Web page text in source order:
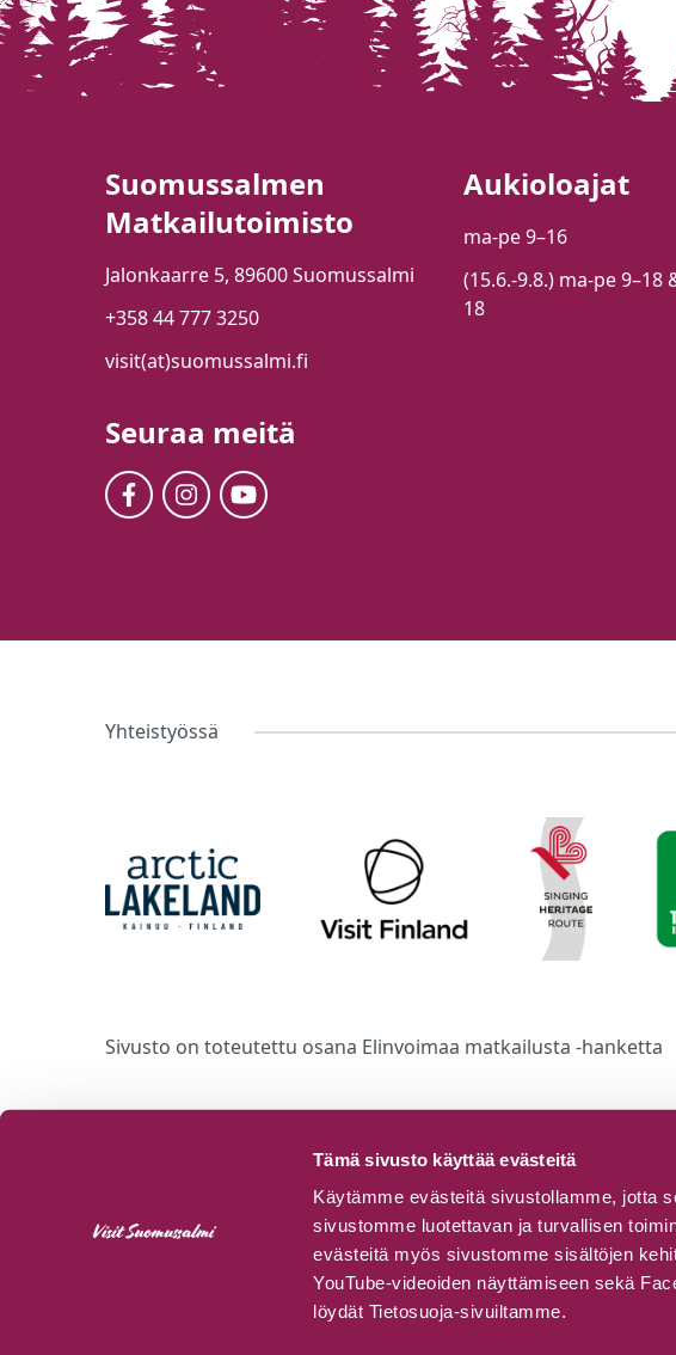
Tämä sivusto käyttää evästeitä
Käytämme evästeitä sivustollamme, jotta
sivustomme luotettavan ja turvallisen
evästeitä myös sivustomme sisältöjen
YouTube-videoiden näyttämiseen sekä
löydät Tietosuoja-sivuiltamme.
Suomussalmen
Matkailutoimisto
Jalonkaarre 5, 89600 Suomussalmi
+358 44 777 3250
visit(at)suomussalmi.fi
Seuraa meitä
Aukioloajat
ma-pe 9–16
(15.6.-9.8.) ma-pe 9–18
18
Yhteistyössä
Sivusto on toteutettu osana Elinvoimaa matkailusta -hanketta